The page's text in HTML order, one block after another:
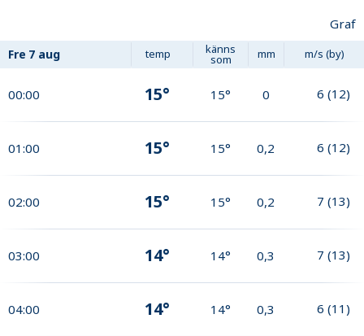
Graf
Fre 7 aug temp känns
som mm m/s (by)
00:00 15° 15° 0 6 (12)
01:00 15° 15° 0,2 6 (12)
02:00 15° 15° 0,2 7 (13)
03:00 14° 14° 0,3 7 (13)
04:00 14° 14° 0,3 6 (11)